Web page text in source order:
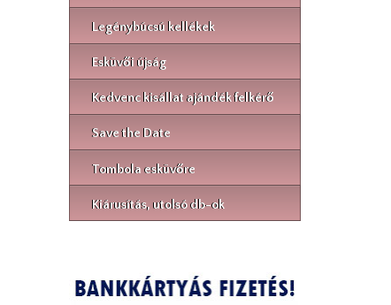
Legénybúcsú kellékek
Esküvői újság
Kedvenc kisállat ajándék felkérő
Save the Date
Tombola esküvőre
Kiárusítás, utolsó db-ok